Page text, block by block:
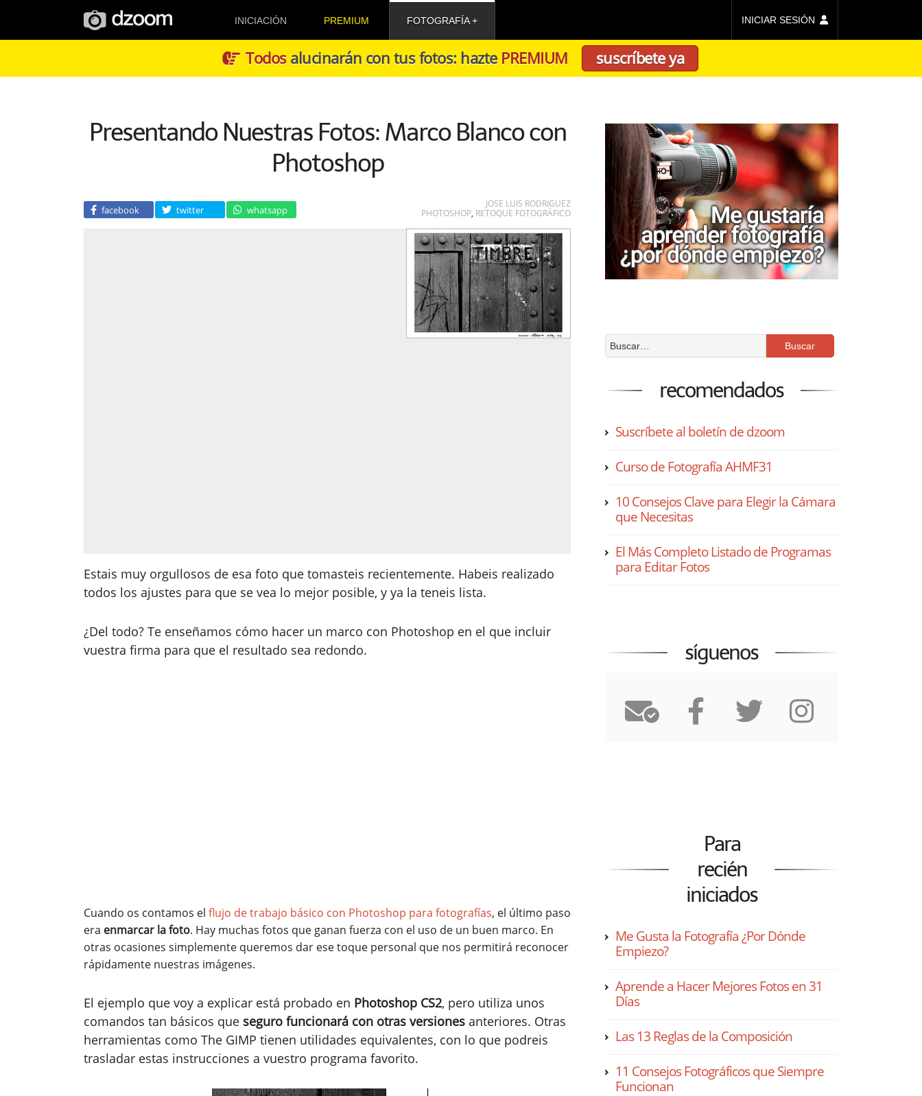
INICIACIÓN PREMIUM FOTOGRAFÍA INICIAR SESIÓN
Todosalucinarán con tus fotos: hazte PREMIUM suscríbete ya
Presentando Nuestras Fotos: Marco Blanco con
Photoshop
facebook twitter whatsapp
JOSE LUIS RODRIGUEZ
PHOTOSHOP, RETOQUE FOTOGRÁFICO
Estais muy orgullosos de esa foto que tomasteis recientemente. Habeis realizado
todos los ajustes para que se vea lo mejor posible, y ya la teneis lista.
¿Del todo? Te enseñamos cómo hacer un marco con Photoshop en el que incluir
vuestra firma para que el resultado sea redondo.
Cuando os contamos el flujo de trabajo básico con Photoshop para fotografías, el último paso
era enmarcar la foto. Hay muchas fotos que ganan fuerza con el uso de un buen marco. En
otras ocasiones simplemente queremos dar ese toque personal que nos permitirá reconocer
rápidamente nuestras imágenes.
El ejemplo que voy a explicar está probado en Photoshop CS2, pero utiliza unos
comandos tan básicos que seguro funcionará con otras versiones anteriores. Otras
herramientas como The GIMP tienen utilidades equivalentes, con lo que podreis
trasladar estas instrucciones a vuestro programa favorito.
recomendados
Suscríbete al boletín de dzoom
Curso de Fotografía AHMF31
10 Consejos Clave para Elegir la Cámara
que Necesitas
El Más Completo Listado de Programas
para Editar Fotos
síguenos
Para
recién
iniciados
Me Gusta la Fotografía ¿Por Dónde
Empiezo?
Aprende a Hacer Mejores Fotos en 31
Días
Las 13 Reglas de la Composición
11 Consejos Fotográficos que Siempre
Funcionan